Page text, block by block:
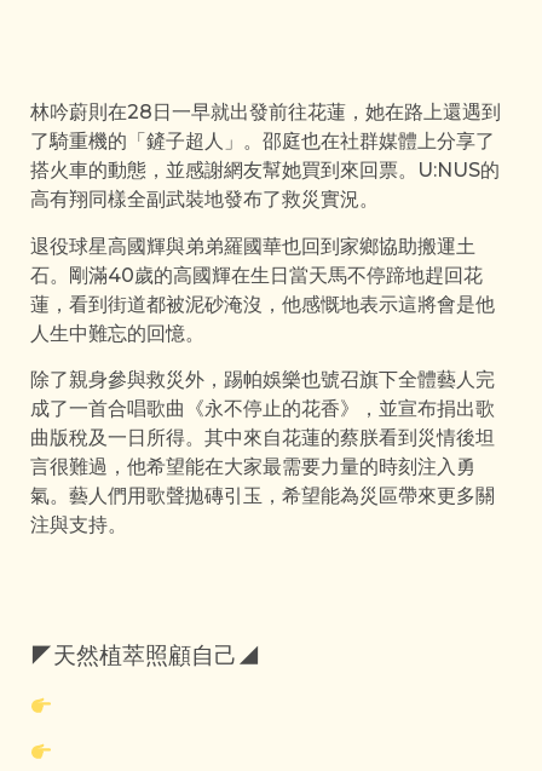
林吟蔚則在28日一早就出發前往花蓮，她在路上還遇到
了騎重機的「鏟子超人」。邵庭也在社群媒體上分享了
搭火車的動態，並感謝網友幫她買到來回票。U:NUS的
高有翔同樣全副武裝地發布了救災實況。
退役球星高國輝與弟弟羅國華也回到家鄉協助搬運土
石。剛滿40歲的高國輝在生日當天馬不停蹄地趕回花
蓮，看到街道都被泥砂淹沒，他感慨地表示這將會是他
人生中難忘的回憶。
除了親身參與救災外，踢帕娛樂也號召旗下全體藝人完
成了一首合唱歌曲《永不停止的花香》，並宣布捐出歌
曲版稅及一日所得。其中來自花蓮的蔡朕看到災情後坦
言很難過，他希望能在大家最需要力量的時刻注入勇
氣。藝人們用歌聲拋磚引玉，希望能為災區帶來更多關
注與支持。
◤天然植萃照顧自己◢